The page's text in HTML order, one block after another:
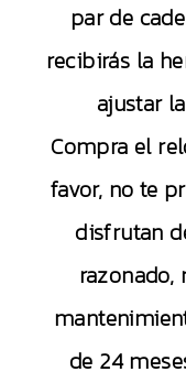
par de
recibirás la
ajustar
Compra el
favor, no te
disfrutan
de 24